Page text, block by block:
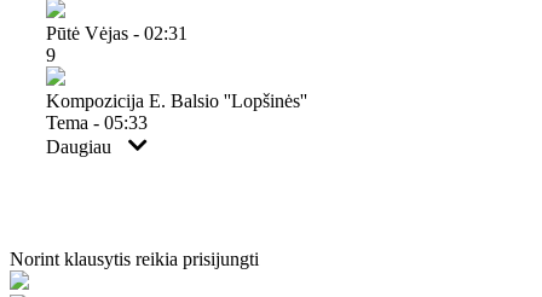
Pūtė Vėjas - 02:31
9
Kompozicija E. Balsio ''lopšinės''
Tema - 05:33
Daugiau
Norint klausytis reikia prisijungti